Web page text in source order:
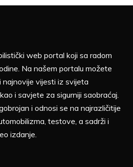
web portal koji sa radom
Na našem portalu možete
vijesti iz svijeta
i savjete za sigurniji saobraćaj.
i odnosi se na najrazličitije
testove, a sadrži i
izdanje.